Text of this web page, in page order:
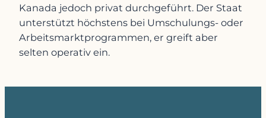
Kanada jedoch privat durchgeführt. Der Staat
unterstützt höchstens bei Umschulungs- oder
Arbeitsmarktprogrammen, er greift aber
selten operativ ein.